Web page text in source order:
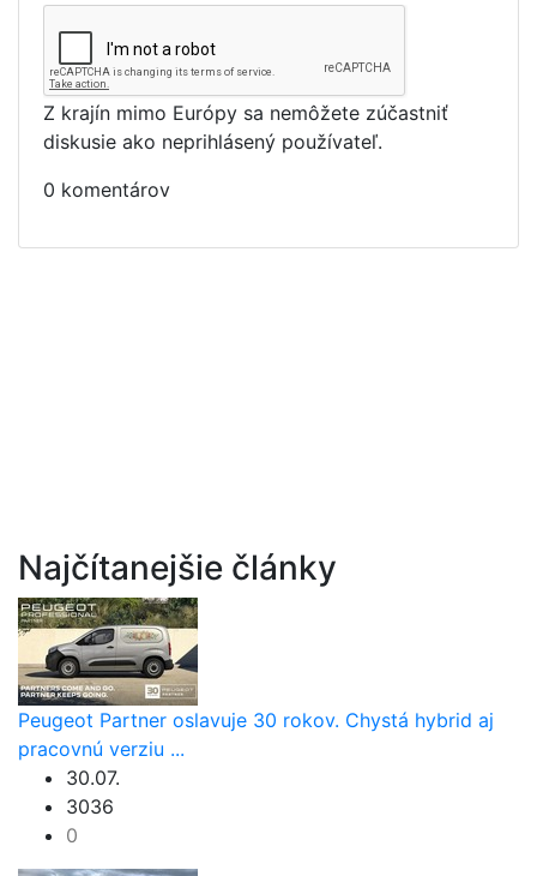
Z krajín mimo Európy sa nemôžete zúčastniť
diskusie ako neprihlásený používateľ.
0 komentárov
Najčítanejšie články
Peugeot Partner oslavuje 30 rokov. Chystá hybrid aj
pracovnú verziu ...
30.07.
3036
0